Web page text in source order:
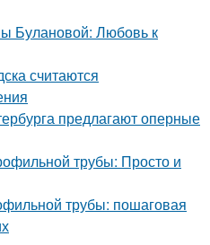
Булановой: Любовь к
считаются
предлагают оперные
трубы: Просто и
трубы: пошаговая